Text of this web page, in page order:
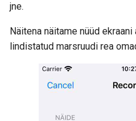
jne.
Näitena näitame nüüd
lindistatud marsruudi rea